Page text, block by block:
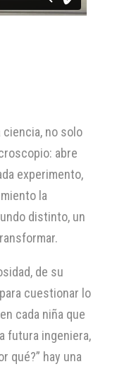
ciencia, no solo
abre
experimento,
la
distinto, un
de su
cuestionar lo
cada niña que
futura ingeniera,
qué?” hay una